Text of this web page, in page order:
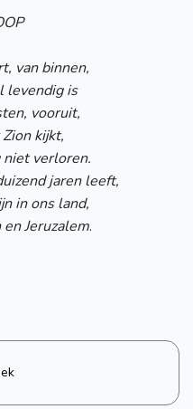
van binnen,
levendig is
vooruit,
kijkt,
niet verloren.
jaren leeft,
in ons land,
Jeruzalem.